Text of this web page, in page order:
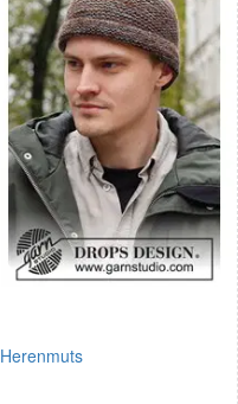
Herenmuts